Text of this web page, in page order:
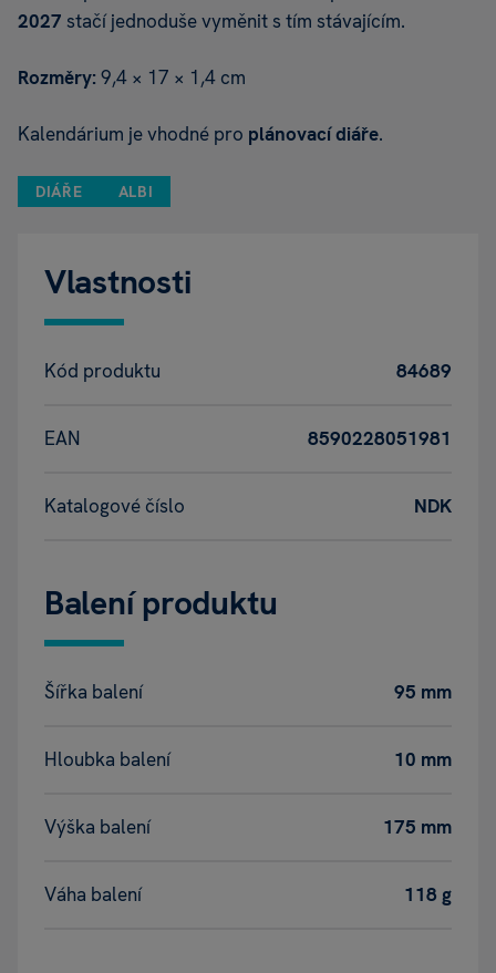
2027 stačí jednoduše vyměnit s tím stávajícím.
Rozměry: 9,4 × 17 × 1,4 cm
Kalendárium je vhodné pro plánovací diáře.
DIÁŘE ALBI
Vlastnosti
Kód produktu 84689
EAN 8590228051981
Katalogové číslo NDK
Balení produktu
Šířka balení 95 mm
Hloubka balení 10 mm
Výška balení 175 mm
Váha balení 118 g